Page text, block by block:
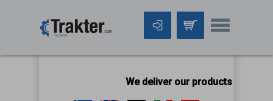
We deliver our products